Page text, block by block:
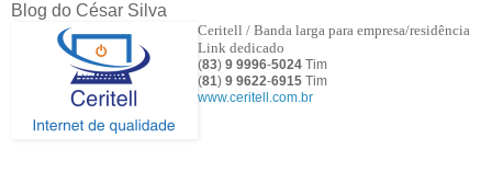
Blog do César Silva
Ceritell / Banda larga para empresa/residência
Link dedicado
(83) 9 9996-5024 Tim
(81) 9 9622-6915 Tim
www.ceritell.com.br